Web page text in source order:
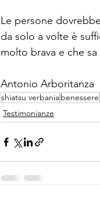
Le persone
da solo a volte è
molto brava e che
Antonio Arboritanza
shiatsu verbaniabenessere
Testimonianze